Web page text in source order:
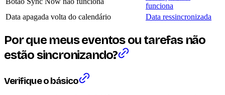
funciona
Data apagada volta do calendário
Data ressincronizada
Por que meus eventos ou tarefas não
estão sincronizando?
Verifique o básico